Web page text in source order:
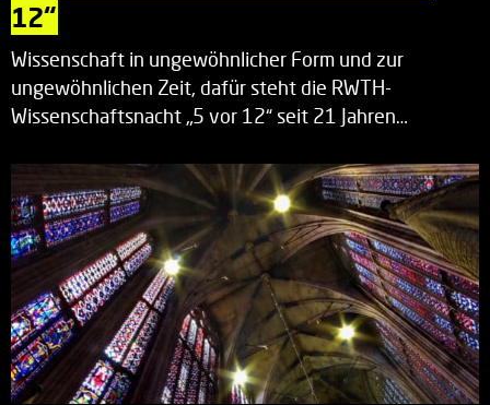
12“
Wissenschaft in ungewöhnlicher Form und zur
ungewöhnlichen Zeit, dafür steht die RWTH-
Wissenschaftsnacht „5 vor 12“ seit 21 Jahren…